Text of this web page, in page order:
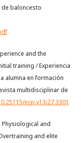
de baloncesto
and the
training / Experiencia
alumna en formación
multidisciplinar de
ecp.v13i27.3301
Physiological and
and elite